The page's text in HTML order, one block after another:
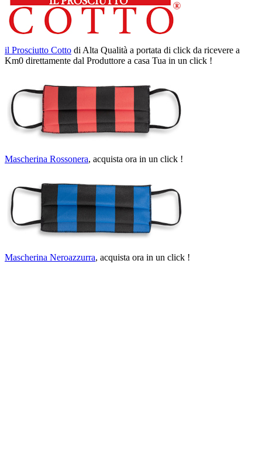
il Prosciutto Cotto di Alta Qualità a portata di click da ricevere a
Km0 direttamente dal Produttore a casa Tua in un click !
Mascherina Rossonera, acquista ora in un click !
Mascherina Neroazzurra, acquista ora in un click !